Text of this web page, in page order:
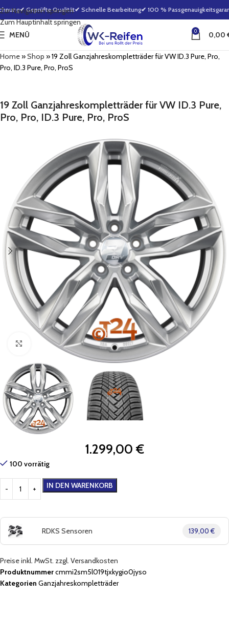
Zur Navigation springen
Zum Hauptinhalt springen
✔ Geprüfte Qualität✔ Schnelle Bearbeitung✔ 100 %
MENÜ 0 0,00
Home»Shop »19 Zoll Ganzjahreskompletträder für VW ID.3 Pure, Pro,
Pro, ID.3 Pure, Pro, ProS
19 Zoll Ganzjahreskompletträder für VW ID.3 Pure,
Pro, Pro, ID.3 Pure, Pro, ProS
Zum Vergrößern klicken
1.299,00 €
100 vorrätig
IN DEN WARENKORB
RDKS Sensoren 139,00 €
Preise inkl. MwSt. zzgl. Versandkosten
Produktnummercmmi2sm5l019tjxkygio0jyso
Kategorien Ganzjahreskompletträder